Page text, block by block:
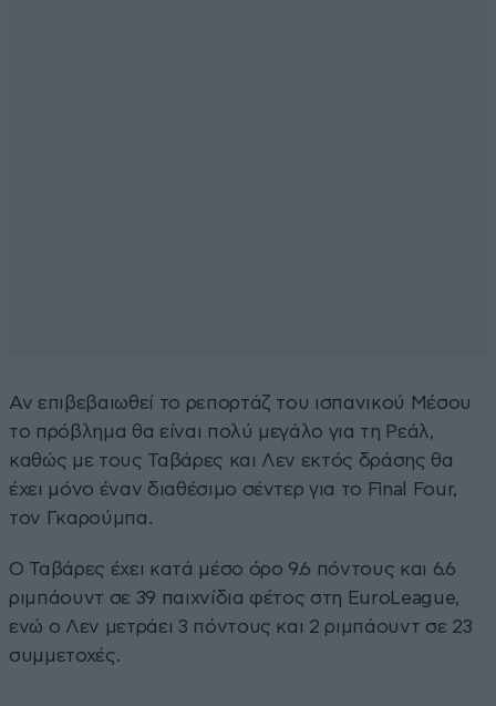
Αν επιβεβαιωθεί το ρεπορτάζ του ισπανικού Μέσου
το πρόβλημα θα είναι πολύ μεγάλο για τη Ρεάλ,
καθώς με τους Ταβάρες και Λεν εκτός δράσης θα
έχει μόνο έναν διαθέσιμο σέντερ για το Final Four,
τον Γκαρούμπα.
Ο Ταβάρες έχει κατά μέσο όρο 9.6 πόντους και 6.6
ριμπάουντ σε 39 παιχνίδια φέτος στη EuroLeague,
ενώ ο Λεν μετράει 3 πόντους και 2 ριμπάουντ σε 23
συμμετοχές.